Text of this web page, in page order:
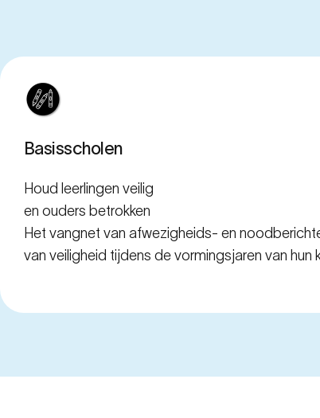
Basisscholen
Houd leerlingen veilig
en ouders betrokken
Het vangnet van afwezigheids- en
van veiligheid tijdens de vormingsjaren van hun